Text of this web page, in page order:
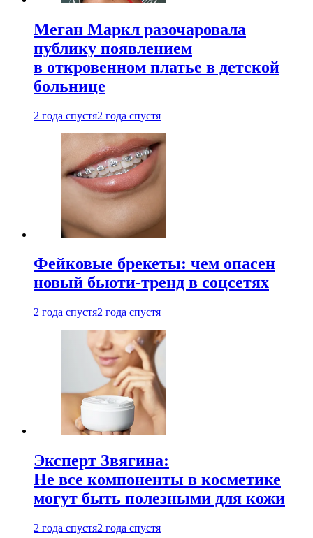
Меган Маркл разочаровала
публику появлением
в откровенном платье в детской
больнице
2 года спустя2 года спустя
Фейковые брекеты: чем опасен
новый бьюти-тренд в соцсетях
2 года спустя2 года спустя
Эксперт Звягина:
Не все компоненты в косметике
могут быть полезными для кожи
2 года спустя2 года спустя